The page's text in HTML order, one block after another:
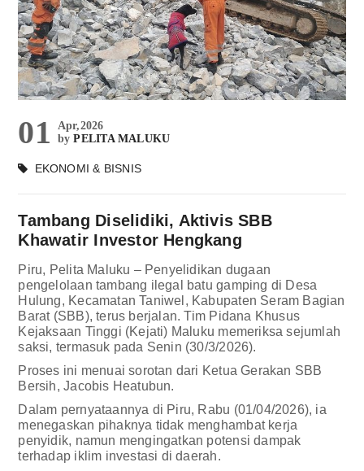
01
Apr,2026
byPELITA MALUKU
EKONOMI & BISNIS
Tambang Diselidiki, Aktivis SBB
Khawatir Investor Hengkang
Piru, Pelita Maluku – Penyelidikan dugaan
pengelolaan tambang ilegal batu gamping di Desa
Hulung, Kecamatan Taniwel, Kabupaten Seram Bagian
Barat (SBB), terus berjalan. Tim Pidana Khusus
Kejaksaan Tinggi (Kejati) Maluku memeriksa sejumlah
saksi, termasuk pada Senin (30/3/2026).
Proses ini menuai sorotan dari Ketua Gerakan SBB
Bersih, Jacobis Heatubun.
Dalam pernyataannya di Piru, Rabu (01/04/2026), ia
menegaskan pihaknya tidak menghambat kerja
penyidik, namun mengingatkan potensi dampak
terhadap iklim investasi di daerah.